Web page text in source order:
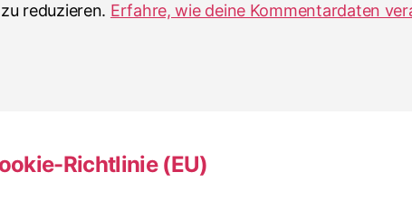
reduzieren. Erfahre, wie deine Kommentardaten
Richtlinie (EU)